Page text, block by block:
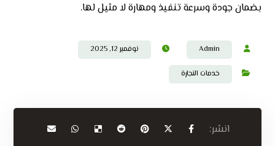
بضمان جودة وسرعة تنفيذ ومهارة لا مثيل لها.
Admin نوفمبر 12, 2025
خدمات النجارة